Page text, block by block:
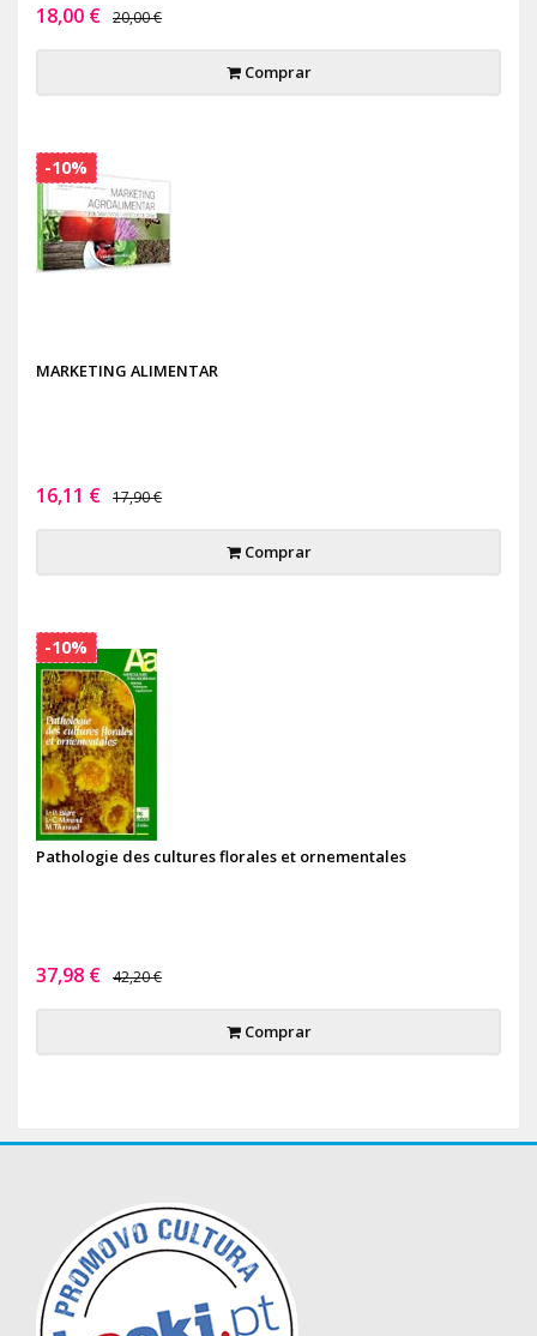
18,00 € 20,00 €
Comprar
MARKETING ALIMENTAR
16,11 € 17,90 €
Comprar
-10%
Pathologie des cultures florales et ornementales
37,98 € 42,20 €
Comprar
-10%